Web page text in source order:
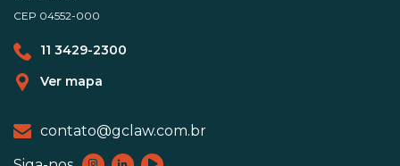
CEP 04552-000
11 3429-2300
Ver mapa
contato@gclaw.com.br